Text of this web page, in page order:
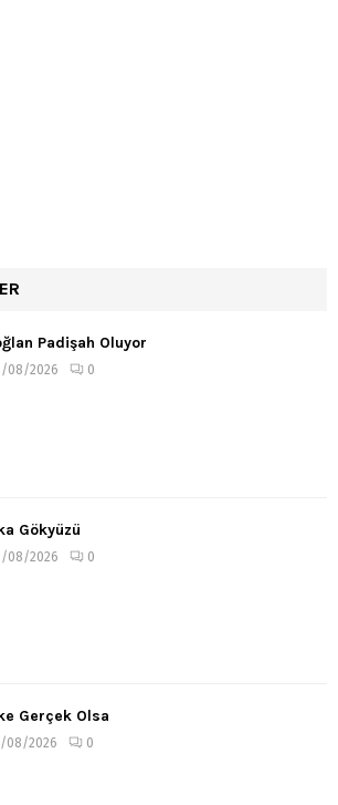
Padişah Oluyor
08/2026 0
Gökyüzü
08/2026 0
Gerçek Olsa
08/2026 0